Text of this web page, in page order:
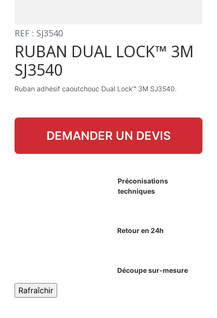
REF : SJ3540
RUBAN DUAL LOCK™ 3M
SJ3540
Ruban adhésif caoutchouc Dual Lock™ 3M SJ3540.
DEMANDER UN DEVIS
Préconisations
techniques
Retour en 24h
Découpe sur-mesure